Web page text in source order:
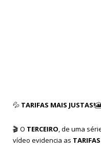
💦 TARIFAS MAIS JUSTAS!
🎬 O TERCEIRO, de uma
vídeo evidencia as